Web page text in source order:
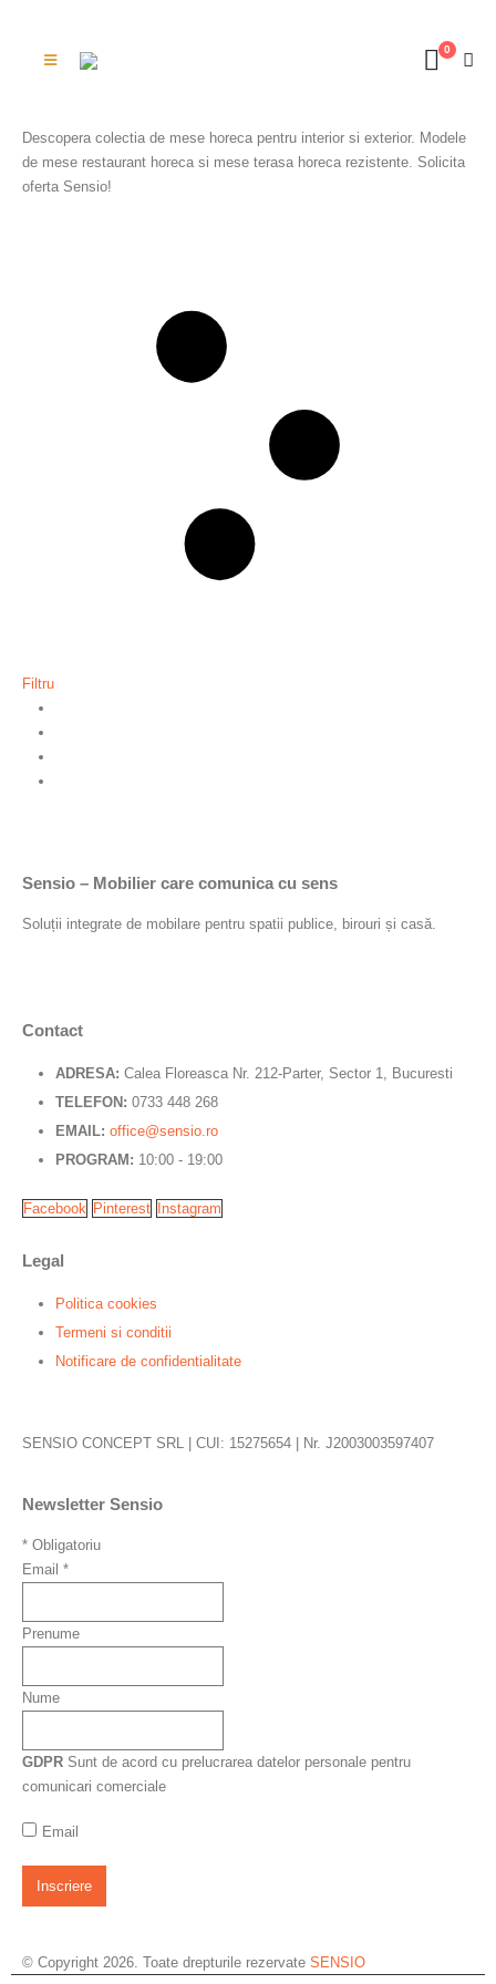
0
Descopera colectia de mese horeca pentru interior si exterior. Modele
de mese restaurant horeca si mese terasa horeca rezistente. Solicita
oferta Sensio!
Filtru
Sensio – Mobilier care comunica cu sens
Soluții integrate de mobilare pentru spatii publice, birouri și casă.
Contact
ADRESA: Calea Floreasca Nr. 212-Parter, Sector 1, Bucuresti
TELEFON: 0733 448 268
EMAIL: office@sensio.ro
PROGRAM: 10:00 - 19:00
Facebook Pinterest Instagram
Legal
Politica cookies
Termeni si conditii
Notificare de confidentialitate
SENSIO CONCEPT SRL | CUI: 15275654 | Nr. J2003003597407
Newsletter Sensio
* Obligatoriu
Email *
Prenume
Nume
GDPR Sunt de acord cu prelucrarea datelor personale pentru
comunicari comerciale
Email
© Copyright 2026. Toate drepturile rezervate SENSIO